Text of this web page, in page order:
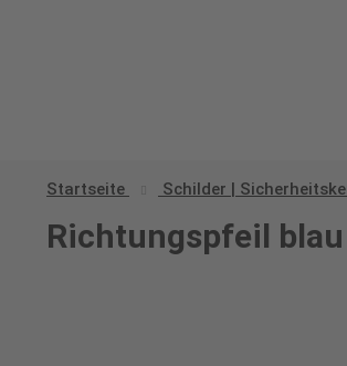
Startseite Schilder |
Richtungspfeil blau